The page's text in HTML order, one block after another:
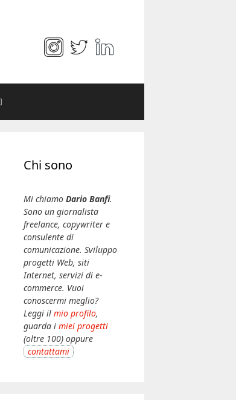
Chi sono
Mi chiamo Dario Banfi.
Sono un giornalista
freelance, copywriter e
consulente di
comunicazione. Sviluppo
progetti Web, siti
Internet, servizi di e-
commerce. Vuoi
conoscermi meglio?
Leggi il mio profilo,
guarda i miei progetti
(oltre 100) oppure
contattami